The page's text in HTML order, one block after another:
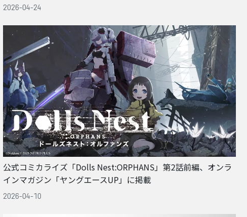
2026-04-24
公式コミカライズ「Dolls Nest:ORPHANS」第2話前編、オンラ
インマガジン「ヤングエースUP」に掲載
2026-04-10